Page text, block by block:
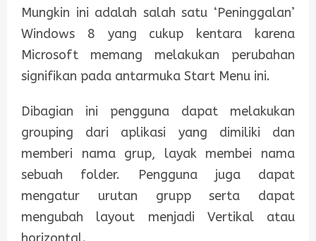
Mungkin ini adalah salah satu ‘Peninggalan’
Windows 8 yang cukup kentara karena
Microsoft memang melakukan perubahan
signifikan pada antarmuka Start Menu ini.
Dibagian ini pengguna dapat melakukan
grouping dari aplikasi yang dimiliki dan
memberi nama grup, layak membei nama
sebuah folder. Pengguna juga dapat
mengatur urutan grupp serta dapat
mengubah layout menjadi Vertikal atau
horizontal.